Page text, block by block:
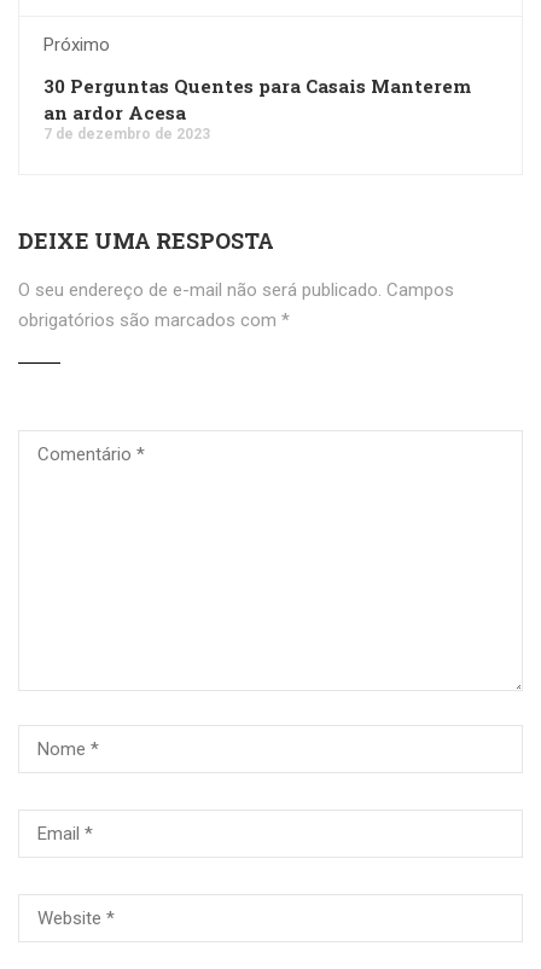
Próximo
30 Perguntas Quentes para Casais Manterem
an ardor Acesa
7 de dezembro de 2023
DEIXE UMA RESPOSTA
O seu endereço de e-mail não será publicado. Campos
obrigatórios são marcados com *